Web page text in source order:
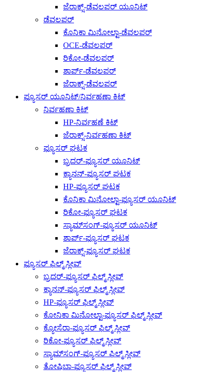
ಜೆರಾಕ್ಸ್-ಡೆವಲಪರ್ ಯೂನಿಟ್
ಡೆವಲಪರ್
ಕೊನಿಕಾ ಮಿನೋಲ್ಟಾ-ಡೆವಲಪರ್
OCE-ಡೆವಲಪರ್
ರಿಕೋ-ಡೆವಲಪರ್
ಶಾರ್ಪ್-ಡೆವಲಪರ್
ಜೆರಾಕ್ಸ್-ಡೆವಲಪರ್
ಫ್ಯೂಸರ್ ಯೂನಿಟ್/ನಿರ್ವಹಣಾ ಕಿಟ್
ನಿರ್ವಹಣಾ ಕಿಟ್
HP-ನಿರ್ವಹಣೆ ಕಿಟ್
ಜೆರಾಕ್ಸ್-ನಿರ್ವಹಣಾ ಕಿಟ್
ಫ್ಯೂಸರ್ ಘಟಕ
ಬ್ರದರ್-ಫ್ಯೂಸರ್ ಯೂನಿಟ್
ಕ್ಯಾನನ್-ಫ್ಯೂಸರ್ ಘಟಕ
HP-ಫ್ಯೂಸರ್ ಘಟಕ
ಕೊನಿಕಾ ಮಿನೋಲ್ಟಾ-ಫ್ಯೂಸರ್ ಯೂನಿಟ್
ರಿಕೋ-ಫ್ಯೂಸರ್ ಘಟಕ
ಸ್ಯಾಮ್‌ಸಂಗ್-ಫ್ಯೂಸರ್ ಯೂನಿಟ್
ಶಾರ್ಪ್-ಫ್ಯೂಸರ್ ಘಟಕ
ಜೆರಾಕ್ಸ್-ಫ್ಯೂಸರ್ ಘಟಕ
ಫ್ಯೂಸರ್ ಫಿಲ್ಮ್ ಸ್ಲೀವ್
ಬ್ರದರ್-ಫ್ಯೂಸರ್ ಫಿಲ್ಮ್ ಸ್ಲೀವ್
ಕ್ಯಾನನ್-ಫ್ಯೂಸರ್ ಫಿಲ್ಮ್ ಸ್ಲೀವ್
HP-ಫ್ಯೂಸರ್ ಫಿಲ್ಮ್ ಸ್ಲೀವ್
ಕೋನಿಕಾ ಮಿನೋಲ್ಟಾ-ಫ್ಯೂಸರ್ ಫಿಲ್ಮ್ ಸ್ಲೀವ್
ಕ್ಯೋಸೆರಾ-ಫ್ಯೂಸರ್ ಫಿಲ್ಮ್ ಸ್ಲೀವ್
ರಿಕೋ-ಫ್ಯೂಸರ್ ಫಿಲ್ಮ್ ಸ್ಲೀವ್
ಸ್ಯಾಮ್‌ಸಂಗ್-ಫ್ಯೂಸರ್ ಫಿಲ್ಮ್ ಸ್ಲೀವ್
ತೋಷಿಬಾ-ಫ್ಯೂಸರ್ ಫಿಲ್ಮ್ ಸ್ಲೀವ್